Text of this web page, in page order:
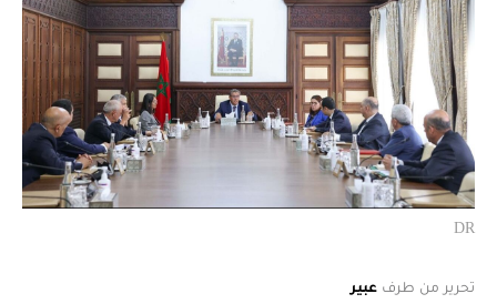
DR
تحرير من طرف عبير